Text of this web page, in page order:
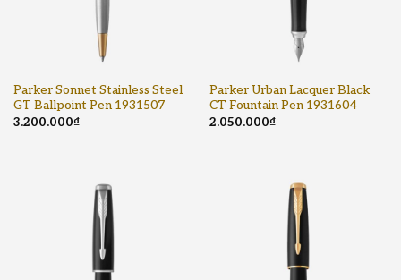
Parker Sonnet Stainless Steel
GT Ballpoint Pen 1931507
3.200.000₫
Parker Urban Lacquer Black
CT Fountain Pen 1931604
2.050.000₫